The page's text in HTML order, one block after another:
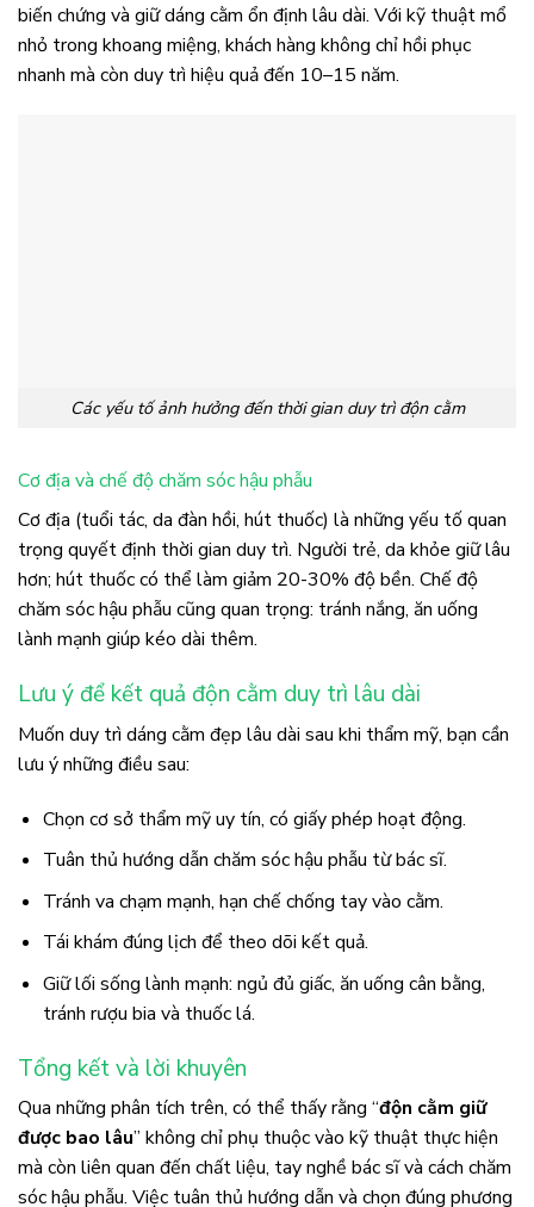
biến chứng và giữ dáng cằm ổn định lâu dài. Với kỹ thuật mổ
nhỏ trong khoang miệng, khách hàng không chỉ hồi phục
nhanh mà còn duy trì hiệu quả đến 10–15 năm.
Các yếu tố ảnh hưởng đến thời gian duy trì độn cằm
Cơ địa và chế độ chăm sóc hậu phẫu
Cơ địa (tuổi tác, da đàn hồi, hút thuốc) là những yếu tố quan
trọng quyết định thời gian duy trì. Người trẻ, da khỏe giữ lâu
hơn; hút thuốc có thể làm giảm 20-30% độ bền. Chế độ
chăm sóc hậu phẫu cũng quan trọng: tránh nắng, ăn uống
lành mạnh giúp kéo dài thêm.
Lưu ý để kết quả độn cằm duy trì lâu dài
Muốn duy trì dáng cằm đẹp lâu dài sau khi thẩm mỹ, bạn cần
lưu ý những điều sau:
Chọn cơ sở thẩm mỹ uy tín, có giấy phép hoạt động.
Tuân thủ hướng dẫn chăm sóc hậu phẫu từ bác sĩ.
Tránh va chạm mạnh, hạn chế chống tay vào cằm.
Tái khám đúng lịch để theo dõi kết quả.
Giữ lối sống lành mạnh: ngủ đủ giấc, ăn uống cân bằng,
tránh rượu bia và thuốc lá.
Tổng kết và lời khuyên
Qua những phân tích trên, có thể thấy rằng “độn cằm giữ
được bao lâu” không chỉ phụ thuộc vào kỹ thuật thực hiện
mà còn liên quan đến chất liệu, tay nghề bác sĩ và cách chăm
sóc hậu phẫu. Việc tuân thủ hướng dẫn và chọn đúng phương